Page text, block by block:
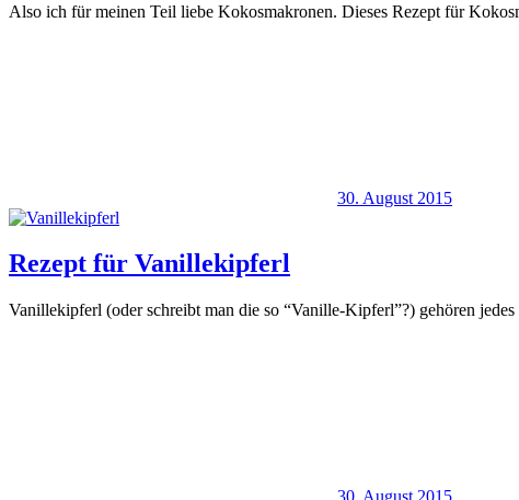
Also ich für meinen Teil liebe Kokosmakronen. Dieses Rezept für
30. August 2015
Rezept für Vanillekipferl
Vanillekipferl (oder schreibt man die so “Vanille-Kipferl”?) gehören